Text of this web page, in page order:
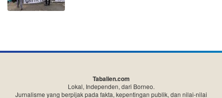
Tabalien.com
Lokal, Independen, dari Borneo.
Jurnalisme yang berpijak pada fakta, kepentingan publik, dan nilai-nilai